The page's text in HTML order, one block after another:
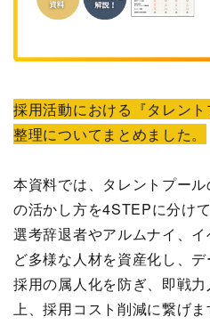
採用活動における『タレン
整理についてまとめました。
本資料では、タレントプー
の活かし方を4STEPに分けて
選考辞退者やアルムナイ、
ど多様な人材を資産化し、デ
採用の属人化を防ぎ、即戦
上、採用コスト削減に繋げま